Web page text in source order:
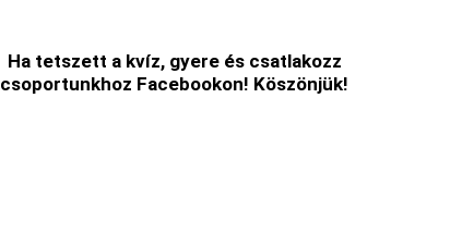
Ha tetszett a kvíz, gyere és csatlakozz
csoportunkhoz Facebookon! Köszönjük!